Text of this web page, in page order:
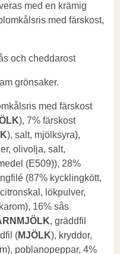
med en krämig
med färskost,
och cheddarost
grönsaker.
med färskost
), 7% färskost
), salt, mjölksyra),
olivolja, salt,
(E509)), 28%
(87% kycklingkött,
lökpulver,
16% sås
, gräddfil
(MJÖLK), kryddor,
poblanopeppar, 4%